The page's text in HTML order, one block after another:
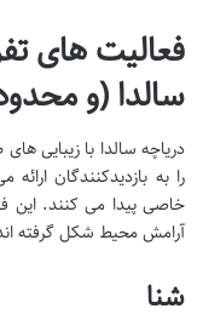
فعالیت های
سالدا (و
دریاچه سالدا با زیبایی
را به بازدیدکنندگان
خاصی پیدا می کنند. این
آرامش محیط شکل گرفته
شنا